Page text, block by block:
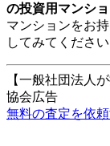
の投資用マンシ
マンションをお
してみてください
【一般社団法人
協会広告
無料の査定を依